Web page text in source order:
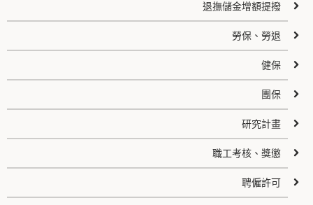
退撫儲金增額提撥
勞保、勞退
健保
團保
研究計畫
職工考核、獎懲
聘僱許可